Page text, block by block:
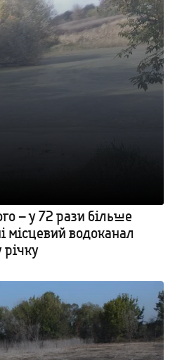
– у 72 рази більше
місцевий водоканал
річку